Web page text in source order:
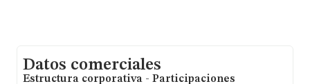
Datos comerciales
Estructura corporativa - Participaciones